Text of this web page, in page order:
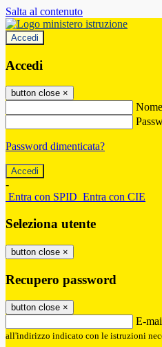
Salta al contenuto
Accedi
Accedi
button close ×
Password dimenticata?
-
Entra con SPID Entra con CIE
Seleziona utente
button close ×
Recupero password
button close ×
E-
all'indirizzo indicato con le istruzioni